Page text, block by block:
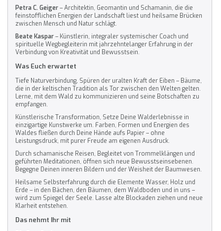
Petra C. Geiger– Architektin, Geomantin und Schamanin, die die
feinstofflichen Energien der Landschaft liest und heilsame Brücken
zwischen Mensch und Natur schlägt.
Beate Kaspar– Künstlerin, integraler systemischer Coach und
spirituelle Wegbegleiterin mit jahrzehntelanger Erfahrung in der
Verbindung von Kreativität und Bewusstsein.
Was Euch erwartet
Tiefe Naturverbindung, Spüren der uralten Kraft der Eiben – Bäume,
die in der keltischen Tradition als Tor zwischen den Welten gelten.
Lerne, mit dem Wald zu kommunizieren und seine Botschaften zu
empfangen.
Künstlerische Transformation, Setze Deine Walderlebnisse in
einzigartige Kunstwerke um. Farben, Formen und Energien des
Waldes fließen durch Deine Hände aufs Papier – ohne
Leistungsdruck, mit purer Freude am eigenen Ausdruck.
Durch schamanische Reisen, Begleitet von Trommelklängen und
geführten Meditationen, öffnen sich neue Bewusstseinsebenen.
Begegne Deinen inneren Bildern und der Weisheit der Baumwesen.
Heilsame Selbsterfahrung durch die Elemente Wasser, Holz und
Erde – in den Bächen, den Bäumen, dem Waldboden und in uns –
wird zum Spiegel der Seele. Lasse alte Blockaden ziehen und neue
Klarheit entstehen.
Das nehmt Ihr mit